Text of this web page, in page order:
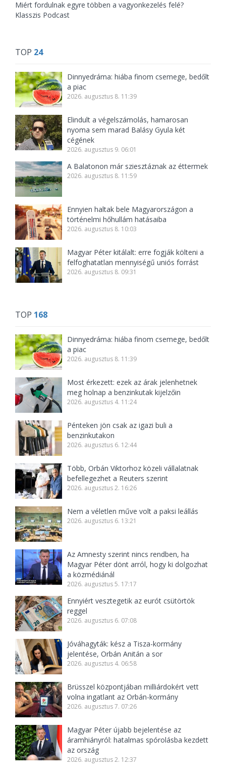
Miért fordulnak egyre többen a vagyonkezelés felé?
Klasszis Podcast
TOP 24
Dinnyedráma: hiába finom csemege, bedőlt
a piac
2026. augusztus 8. 11:39
Elindult a végelszámolás, hamarosan
nyoma sem marad Balásy Gyula két
cégének
2026. augusztus 9. 06:01
A Balatonon már sziesztáznak az éttermek
2026. augusztus 8. 11:59
Ennyien haltak bele Magyarországon a
történelmi hőhullám hatásaiba
2026. augusztus 8. 10:03
Magyar Péter kitálalt: erre fogják költeni a
felfoghatatlan mennyiségű uniós forrást
2026. augusztus 8. 09:31
TOP 168
Dinnyedráma: hiába finom csemege, bedőlt
a piac
2026. augusztus 8. 11:39
Most érkezett: ezek az árak jelenhetnek
meg holnap a benzinkutak kijelzőin
2026. augusztus 4. 11:24
Pénteken jön csak az igazi buli a
benzinkutakon
2026. augusztus 6. 12:44
Több, Orbán Viktorhoz közeli vállalatnak
befellegezhet a Reuters szerint
2026. augusztus 2. 16:26
Nem a véletlen műve volt a paksi leállás
2026. augusztus 6. 13:21
Az Amnesty szerint nincs rendben, ha
Magyar Péter dönt arról, hogy ki dolgozhat
a közmédiánál
2026. augusztus 5. 17:17
Ennyiért vesztegetik az eurót csütörtök
reggel
2026. augusztus 6. 07:08
Jóváhagyták: kész a Tisza-kormány
jelentése, Orbán Anitán a sor
2026. augusztus 4. 06:58
Brüsszel központjában milliárdokért vett
volna ingatlant az Orbán-kormány
2026. augusztus 7. 07:26
Magyar Péter újabb bejelentése az
áramhiányról: hatalmas spórolásba kezdett
az ország
2026. augusztus 2. 12:37